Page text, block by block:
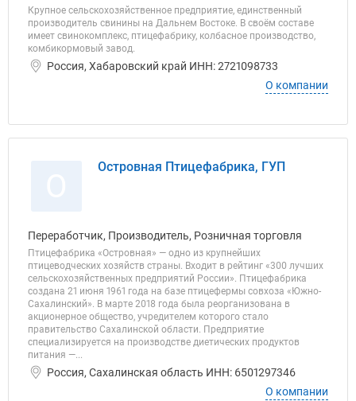
Крупное сельскохозяйственное предприятие, единственный
производитель свинины на Дальнем Востоке. В своём составе
имеет свинокомплекс, птицефабрику, колбасное производство,
комбикормовый завод.
Россия, Хабаровский край ИНН: 2721098733
О компании
Островная Птицефабрика, ГУП
Переработчик, Производитель, Розничная торговля
Птицефабрика «Островная» — одно из крупнейших
птицеводческих хозяйств страны. Входит в рейтинг «300 лучших
сельскохозяйственных предприятий России». Птицефабрика
создана 21 июня 1961 года на базе птицефермы совхоза «Южно-
Сахалинский». В марте 2018 года была реорганизована в
акционерное общество, учредителем которого стало
правительство Сахалинской области. Предприятие
специализируется на производстве диетических продуктов
питания —...
Россия, Сахалинская область ИНН: 6501297346
О компании